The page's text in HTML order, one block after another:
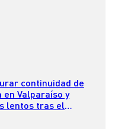
continuidad de
Valparaíso y
lentos tras el